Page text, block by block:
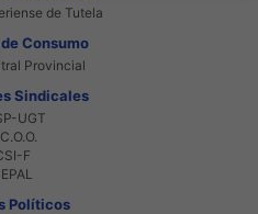
de Tutela
Consumo
Provincial
Sindicales
UGT
F
Políticos